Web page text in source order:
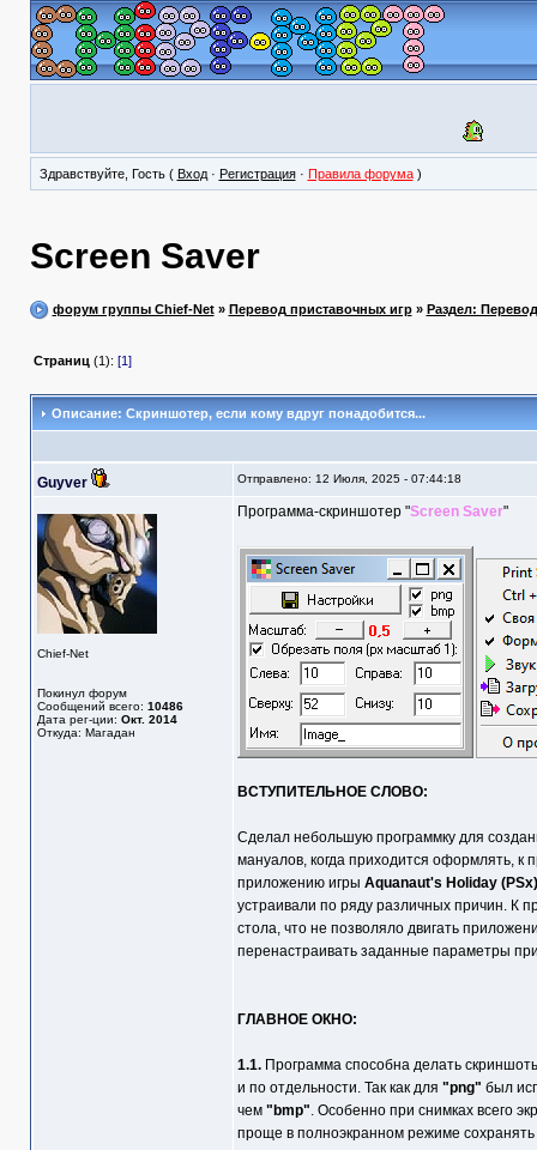
Здравствуйте, Гость ( Вход· Регистрация· Правила форума)
Screen Saver
форум группы Chief-Net» Перевод приставочных игр» Раздел:
Страниц (1): [1]
Описание: Скриншотер, если кому вдруг понадобится...
Guyver Отправлено: 12 Июля, 2025 - 07:44:18
Chief-Net
Покинул форум
Сообщений всего: 10486
Дата рег-ции: Окт. 2014
Откуда: Магадан
Программа-скриншотер "Screen Saver"
ВСТУПИТЕЛЬНОЕ СЛОВО:
Сделал небольшую программку для
мануалов, когда приходится оформлять, к
приложению игры Aquanaut's Holiday (PSx)
устраивали по ряду различных причин. К
стола, что не позволяло двигать
перенастраивать заданные параметры
ГЛАВНОЕ ОКНО:
1.1.Программа способна делать
и по отдельности. Так как для "png" был
чем "bmp". Особенно при снимках всего
проще в полноэкранном режиме